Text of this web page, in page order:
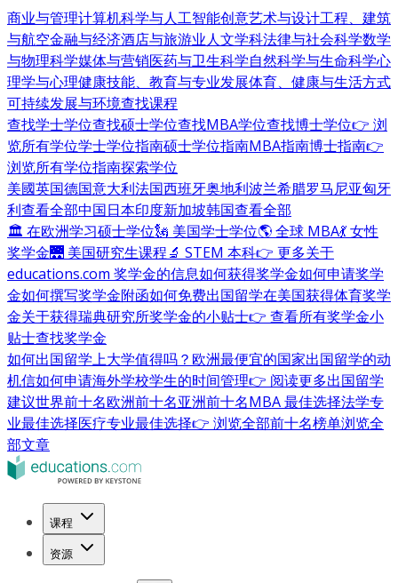
商业与管理计算机科学与人工智能创意艺术与设计工程、建筑
与航空金融与经济酒店与旅游业人文学科法律与社会科学数学
与物理科学媒体与营销医药与卫生科学自然科学与生命科学心
理学与心理健康技能、教育与专业发展体育、健康与生活方式
可持续发展与环境查找课程
查找学士学位查找硕士学位查找MBA学位查找博士学位👉 浏
览所有学位学士学位指南硕士学位指南MBA指南博士指南👉
浏览所有学位指南探索学位
美國英国德国意大利法国西班牙奥地利波兰希腊罗马尼亚匈牙
利查看全部中国日本印度新加坡韩国查看全部
🏛 在欧洲学习硕士学位🗽 美国学士学位🌎 全球 MBA💃 女性
奖学金🌉 美国研究生课程🔬 STEM 本科👉 更多关于
educations.com 奖学金的信息如何获得奖学金如何申请奖学
金如何撰写奖学金附函如何免费出国留学在美国获得体育奖学
金关于获得瑞典研究所奖学金的小贴士👉 查看所有奖学金小
贴士查找奖学金
如何出国留学上大学值得吗？ 欧洲最便宜的国家出国留学的动
机信如何申请海外学校学生的时间管理👉 阅读更多出国留学
建议世界前十名欧洲前十名亚洲前十名MBA 最佳选择法学专
业最佳选择医疗专业最佳选择👉 浏览全部前十名榜单浏览全
部文章
课程
资源